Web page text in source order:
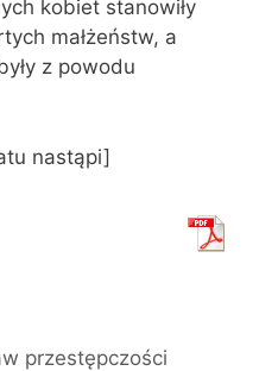
kobiet stanowiły
małżeństw, a
z powodu
nastąpi]
przestępczości